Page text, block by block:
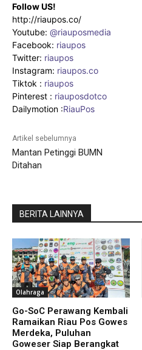
Follow US!
http://riaupos.co/
Youtube: @riauposmedia
Facebook: riaupos
Twitter: riaupos
Instagram: riaupos.co
Tiktok : riaupos
Pinterest : riauposdotco
Dailymotion :RiauPos
Artikel sebelumnya
Mantan Petinggi BUMN
Ditahan
BERITA LAINNYA
Olahraga
Go-SoC Perawang Kembali
Ramaikan Riau Pos Gowes
Merdeka, Puluhan
Goweser Siap Berangkat